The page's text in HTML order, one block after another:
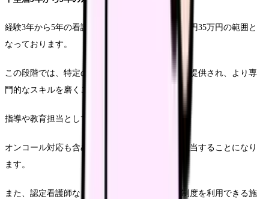
経験3年から5年の看護師に対する基本給は、30万円35万円の範囲と
なっております。
この段階では、特定の専門分野を選択する機会が提供され、より専
門的なスキルを磨くことができます。
指導や教育担当としての役割も期待されます。
オンコール対応も含めて、より責任ある業務を担当することになり
ます。
また、認定看護師などの資格取得に向けた支援制度を利用できる施